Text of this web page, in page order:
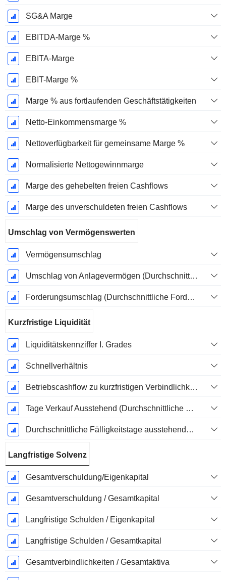
SG&A Marge
EBITDA-Marge %
EBITA-Marge
EBIT-Marge %
Marge % aus fortlaufenden Geschäftstätigkeiten
Netto-Einkommensmarge %
Nettoverfügbarkeit für gemeinsame Marge %
Normalisierte Nettogewinnmarge
Marge des gehebelten freien Cashflows
Marge des unverschuldeten freien Cashflows
Umschlag von Vermögenswerten
Vermögensumschlag
Umschlag von Anlagevermögen (Durchschnittliches Anlagevermögen)
Forderungsumschlag (Durchschnittliche Forderungen)
Kurzfristige Liquidität
Liquiditätskennziffer I. Grades
Schnellverhältnis
Betriebscashflow zu kurzfristigen Verbindlichkeiten
Tage Verkauf Ausstehend (Durchschnittliche Forderungen)
Durchschnittliche Fälligkeitstage ausstehender Zahlungen
Langfristige Solvenz
Gesamtverschuldung/Eigenkapital
Gesamtverschuldung / Gesamtkapital
Langfristige Schulden / Eigenkapital
Langfristige Schulden / Gesamtkapital
Gesamtverbindlichkeiten / Gesamtaktiva